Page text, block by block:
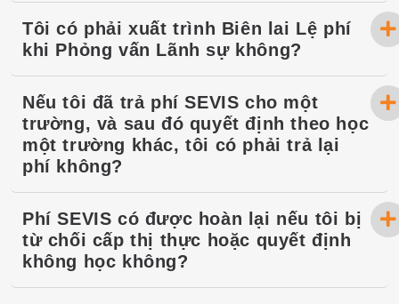
Tôi có phải xuất trình Biên lai Lệ phí
khi Phỏng vấn Lãnh sự không?
Nếu tôi đã trả phí SEVIS cho một
trường, và sau đó quyết định theo học
một trường khác, tôi có phải trả lại
phí không?
Phí SEVIS có được hoàn lại nếu tôi bị
từ chối cấp thị thực hoặc quyết định
không học không?